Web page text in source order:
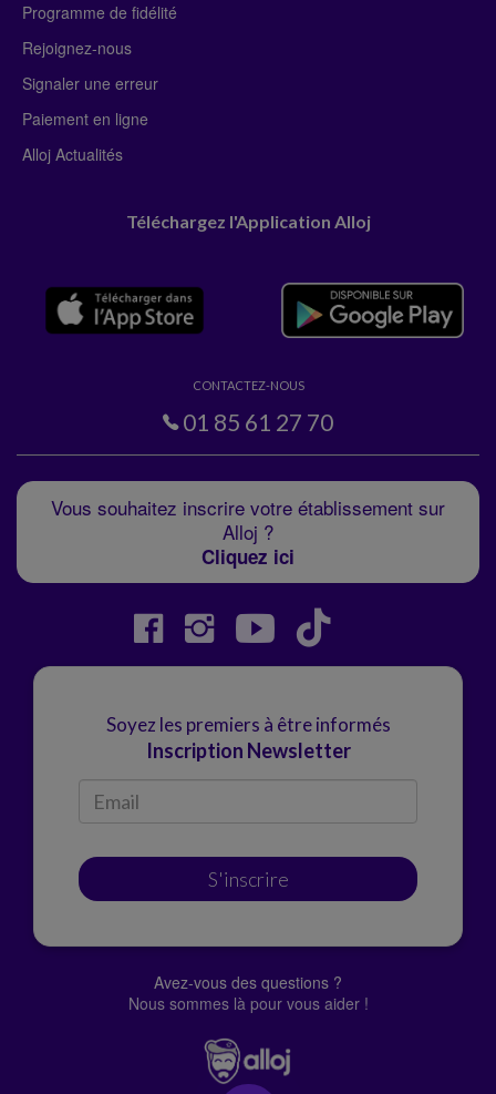
Programme de fidélité
Rejoignez-nous
Signaler une erreur
Paiement en ligne
Alloj Actualités
Téléchargez l'Application Alloj
CONTACTEZ-NOUS
01 85 61 27 70
Vous souhaitez inscrire votre établissement sur
Alloj ?
Cliquez ici
Soyez les premiers à être informés
Inscription Newsletter
S'inscrire
Avez-vous des questions ?
Nous sommes là pour vous aider !